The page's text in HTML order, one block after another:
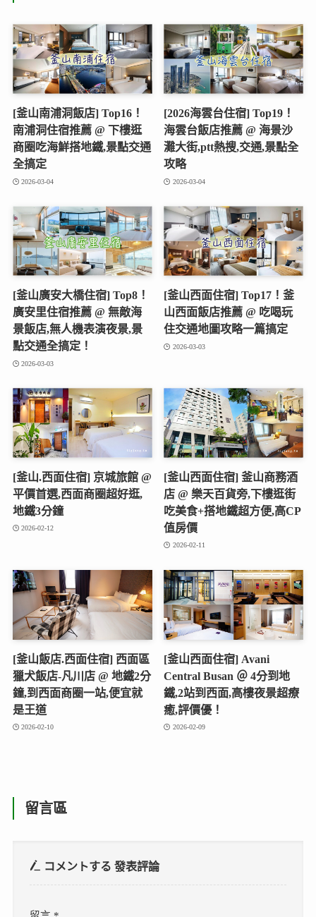
[釜山南浦洞飯店] Top16！
南浦洞住宿推薦 @ 下樓逛
商圈吃海鮮搭地鐵,景點交通
全搞定
2026-03-04
[2026海雲台住宿] Top19！
海雲台飯店推薦 @ 海景沙
灘大街,ptt熱搜,交通,景點全
攻略
2026-03-04
[釜山廣安大橋住宿] Top8！
廣安里住宿推薦 @ 無敵海
景飯店,無人機表演夜景,景
點交通全搞定！
2026-03-03
[釜山西面住宿] Top17！釜
山西面飯店推薦 @ 吃喝玩
住交通地圖攻略一篇搞定
2026-03-03
[釜山.西面住宿] 京城旅館 @
平價首選,西面商圈超好逛,
地鐵3分鐘
2026-02-12
[釜山西面住宿] 釜山商務酒
店 @ 樂天百貨旁,下樓逛街
吃美食+搭地鐵超方便,高CP
值房價
2026-02-11
[釜山飯店.西面住宿] 西面區
獵犬飯店-凡川店 @ 地鐵2分
鐘,到西面商圈一站,便宜就
是王道
2026-02-10
[釜山西面住宿] Avani
Central Busan ＠ 4分到地
鐵,2站到西面,高樓夜景超療
癒,評價優！
2026-02-09
留言區
コメントする發表評論